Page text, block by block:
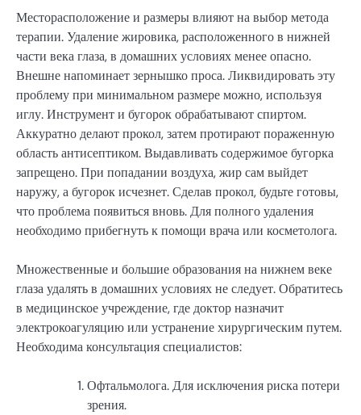
Месторасположение и размеры влияют на выбор метода
терапии. Удаление жировика, расположенного в нижней
части века глаза, в домашних условиях менее опасно.
Внешне напоминает зернышко проса. Ликвидировать эту
проблему при минимальном размере можно, используя
иглу. Инструмент и бугорок обрабатывают спиртом.
Аккуратно делают прокол, затем протирают пораженную
область антисептиком. Выдавливать содержимое бугорка
запрещено. При попадании воздуха, жир сам выйдет
наружу, а бугорок исчезнет. Сделав прокол, будьте готовы,
что проблема появиться вновь. Для полного удаления
необходимо прибегнуть к помощи врача или косметолога.
Множественные и большие образования на нижнем веке
глаза удалять в домашних условиях не следует. Обратитесь
в медицинское учреждение, где доктор назначит
электрокоагуляцию или устранение хирургическим путем.
Необходима консультация специалистов:
Офтальмолога. Для исключения риска потери
зрения.